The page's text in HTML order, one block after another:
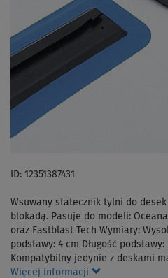
ID: 12351387431
Wsuwany statecznik tylni do desek
blokadą. Pasuje do modeli:
oraz Fastblast Tech Wymiary:
podstawy: 4 cm Długość podstawy:
Kompatybilny jedynie z deskami
Więcej informacji